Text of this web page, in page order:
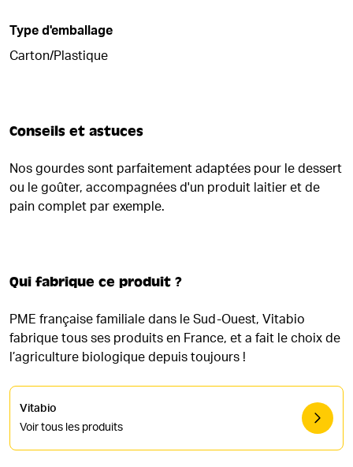
Type d'emballage
Carton/Plastique
Conseils et astuces
Nos gourdes sont parfaitement adaptées pour le dessert
ou le goûter, accompagnées d'un produit laitier et de
pain complet par exemple.
Qui fabrique ce produit ?
PME française familiale dans le Sud-Ouest, Vitabio
fabrique tous ses produits en France, et a fait le choix de
l’agriculture biologique depuis toujours !
Vitabio
Voir tous les produits